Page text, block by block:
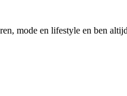
mode en lifestyle en ben